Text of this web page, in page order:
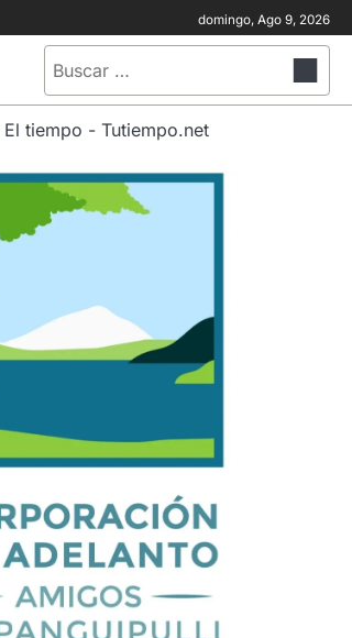
domingo, Ago 9, 2026
Buscar:
El tiempo - Tutiempo.net